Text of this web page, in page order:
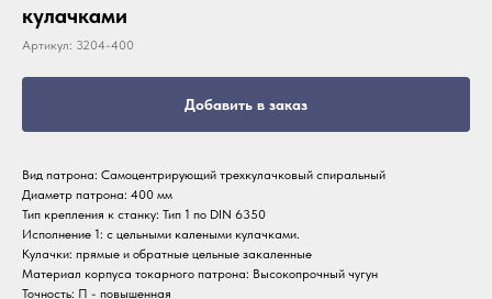
кулачками
Артикул: 3204-400
Добавить в заказ
Вид патрона: Самоцентрирующий трехкулачковый спиральный
Диаметр патрона: 400 мм
Тип крепления к станку: Тип 1 по DIN 6350
Исполнение 1: с цельными калеными кулачками.
Кулачки: прямые и обратные цельные закаленные
Материал корпуса токарного патрона: Высокопрочный чугун
Точность: П - повышенная